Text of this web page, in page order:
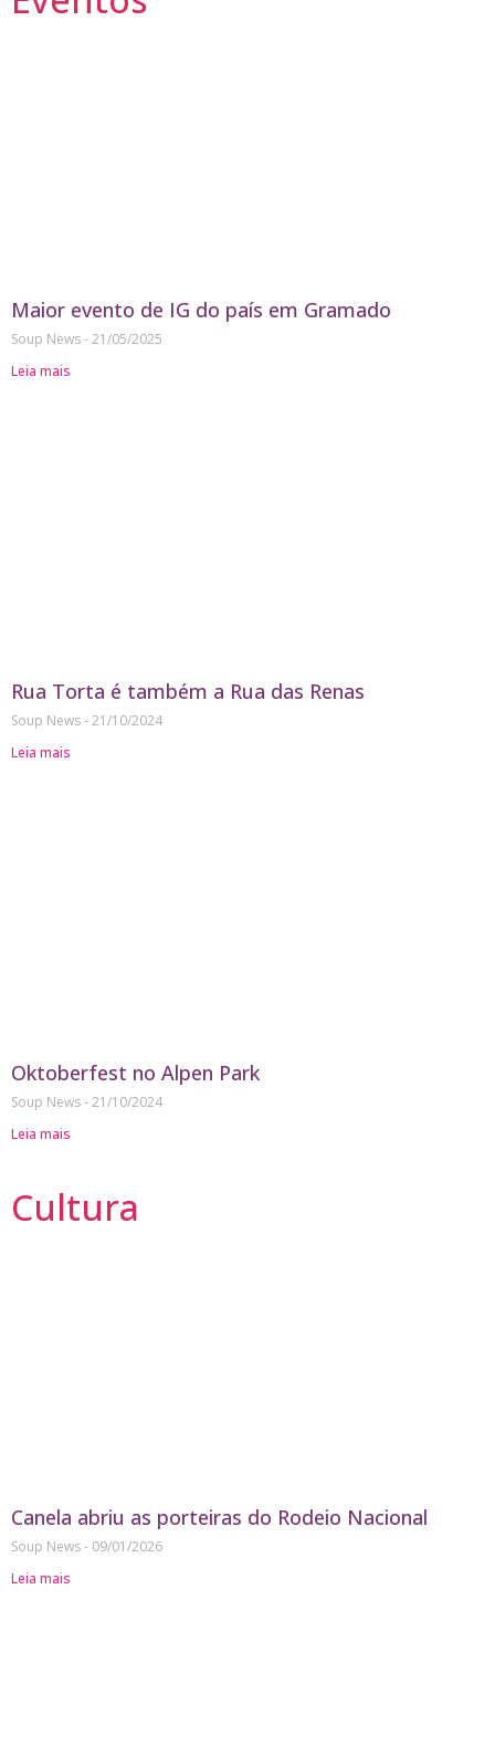
Maior evento de IG do país em Gramado
Soup News 21/05/2025
Leia mais
Rua Torta é também a Rua das Renas
Soup News 21/10/2024
Leia mais
Oktoberfest no Alpen Park
Soup News 21/10/2024
Leia mais
Cultura
Canela abriu as porteiras do Rodeio Nacional
Soup News
09/01/2026
Leia mais